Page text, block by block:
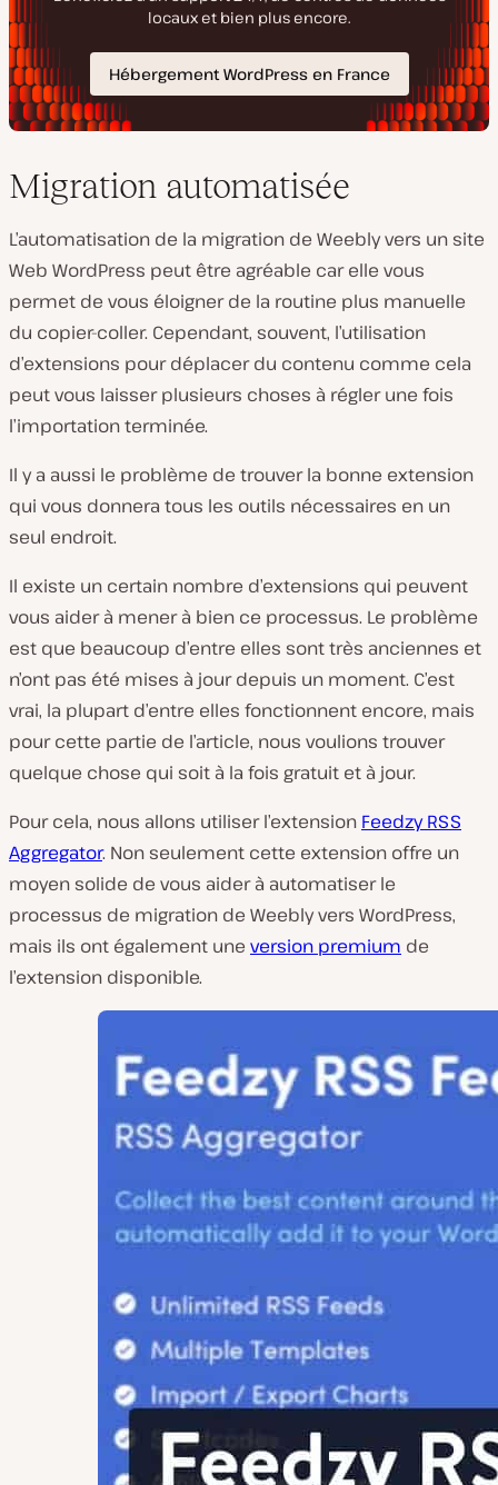
Migration automatisée
L’automatisation de la migration de Weebly vers un site
Web WordPress peut être agréable car elle vous
permet de vous éloigner de la routine plus manuelle
du copier-coller. Cependant, souvent, l’utilisation
d’extensions pour déplacer du contenu comme cela
peut vous laisser plusieurs choses à régler une fois
l’importation terminée.
Il y a aussi le problème de trouver la bonne extension
qui vous donnera tous les outils nécessaires en un
seul endroit.
Il existe un certain nombre d’extensions qui peuvent
vous aider à mener à bien ce processus. Le problème
est que beaucoup d’entre elles sont très anciennes et
n’ont pas été mises à jour depuis un moment. C’est
vrai, la plupart d’entre elles fonctionnent encore, mais
pour cette partie de l’article, nous voulions trouver
quelque chose qui soit à la fois gratuit et à jour.
Pour cela, nous allons utiliser l’extension Feedzy RSS
Aggregator. Non seulement cette extension offre un
moyen solide de vous aider à automatiser le
processus de migration de Weebly vers WordPress,
mais ils ont également une version premium de
l’extension disponible.